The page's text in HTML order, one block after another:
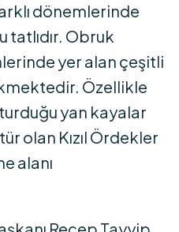
dönemlerinde
tatlıdır. Obruk
yer alan çeşitli
Özellikle
yan kayalar
olan Kızıl Ördekler
alanı